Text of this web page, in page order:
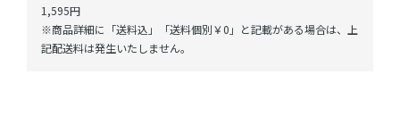
1,595円
※商品詳細に「送料込」「送料個別￥0」と記載がある場合は、上
記配送料は発生いたしません。